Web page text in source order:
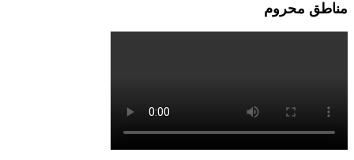
مناطق محروم